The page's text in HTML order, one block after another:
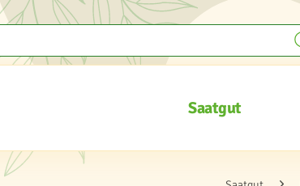
Saatgut